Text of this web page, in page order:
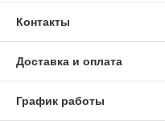
Контакты
Доставка и оплата
График работы